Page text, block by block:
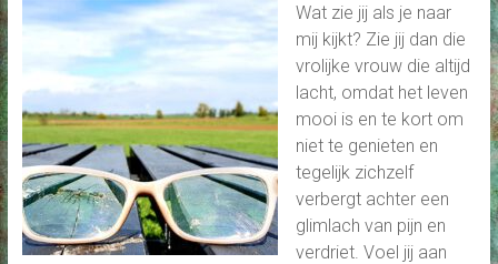
Wat zie jij als je naar
mij kijkt? Zie jij dan die
vrolijke vrouw die altijd
lacht, omdat het leven
mooi is en te kort om
niet te genieten en
tegelijk zichzelf
verbergt achter een
glimlach van pijn en
verdriet. Voel jij aan